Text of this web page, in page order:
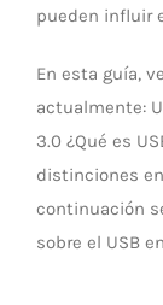
pueden influir
En esta guía,
actualmente:
3.0 ¿Qué es
distinciones
continuación
sobre el USB